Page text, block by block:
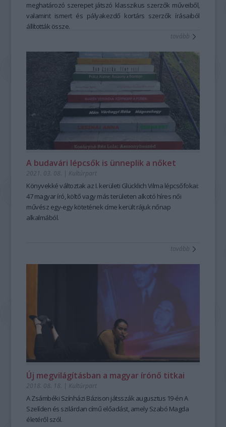
meghatározó szerepet játszó klasszikus szerzők műveiből,
valamint ismert és pályakezdő kortárs szerzők írásaiból
állították össze.
tovább
A budavári lépcsők is ünneplik a nőket
2021. 03. 08. | Kultúrpart
Könyvekké változtak az I. kerületi Glücklich Vilma lépcsőfokai:
47 magyar író, költő vagy más területen alkotó híres női
művész egy-egy kötetének címe került rájuk nőnap
alkalmából.
tovább
Új megvilágításban a magyar írónő titkai
2018. 08. 18. | Kultúrpart
A Zsámbéki Színházi Bázison játsszák augusztus 19-én A
Szelíden és szilárdan című előadást, amely Szabó Magda
életéről szól.